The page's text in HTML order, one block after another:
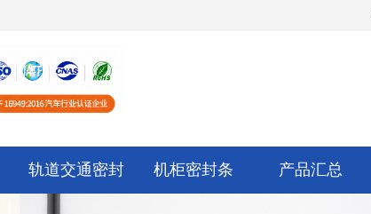
轨道交通密封 机柜密封条 产品汇总